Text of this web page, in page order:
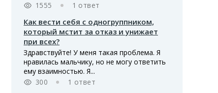
1555
1 ответ
Как вести себя с одногруппником,
который мстит за отказ и унижает
при всех?
Здравствуйте! У меня такая проблема. Я
нравилась мальчику, но не могу ответить
ему взаимностью. Я...
300
1 ответ